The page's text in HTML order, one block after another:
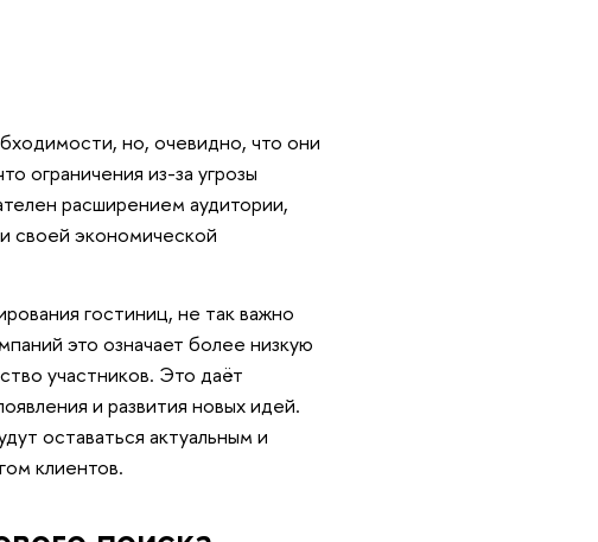
но, очевидно, что они
ограничения из-за угрозы
расширением аудитории,
своей экономической
гостиниц, не так важно
это означает более низкую
участников. Это даёт
и развития новых идей.
оставаться актуальным и
клиентов.